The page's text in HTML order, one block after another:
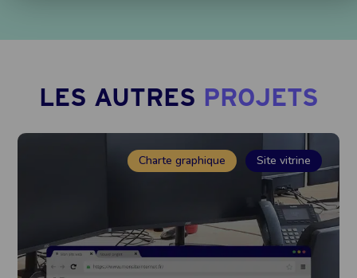
LES AUTRES PROJETS
Charte graphique Site vitrine